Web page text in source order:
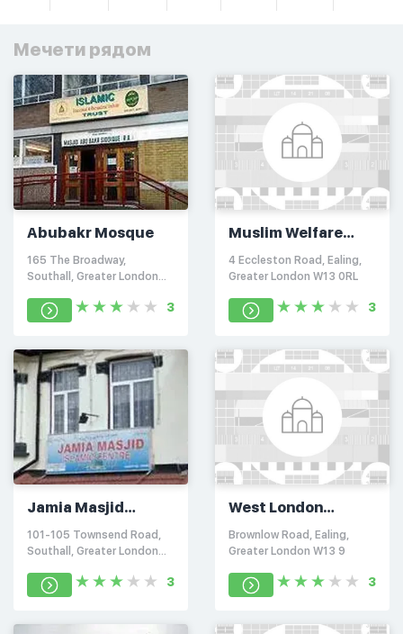
Мечети рядом
Abubakr Mosque
165 The Broadway,
Southall, Greater London
3
Muslim Welfare
Association Centre
4 Eccleston Road, Ealing,
Greater London W13 0RL
3
Jamia Masjid
Islamic Centre
101-105 Townsend Road,
Southall, Greater London
3
West London
Islamic Centre
Jamia Masjid
Brownlow Road, Ealing,
Greater London W13 9
3